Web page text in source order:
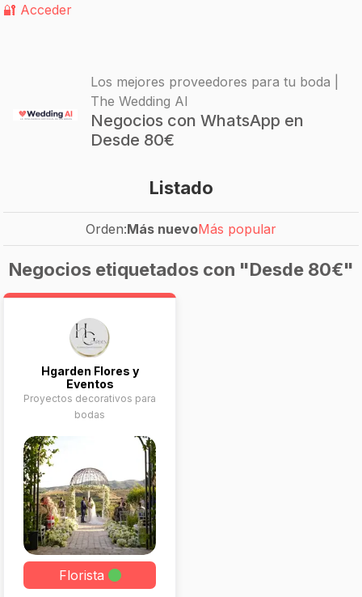
🔐 Acceder
Los mejores proveedores para tu boda |
The Wedding AI
Negocios con WhatsApp en
Desde 80€
Listado
Orden:Más nuevoMás popular
Negocios etiquetados con "Desde 80€"
Hgarden Flores y
Eventos
Proyectos decorativos para
bodas
Florista